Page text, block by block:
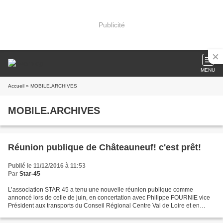
Publicité
MENU
Accueil » MOBILE.ARCHIVES
MOBILE.ARCHIVES
Réunion publique de Châteauneuf! c'est prêt!
Publié le 11/12/2016 à 11:53
Par Star-45
L’association STAR 45 a tenu une nouvelle réunion publique comme
annoncé lors de celle de juin, en concertation avec Philippe FOURNIE vice
Président aux transports du Conseil Régional Centre Val de Loire et en